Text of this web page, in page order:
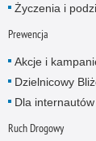
Życzenia i
Prewencja
Akcje i
Dzielnicowy
Dla internautów
Ruch Drogowy